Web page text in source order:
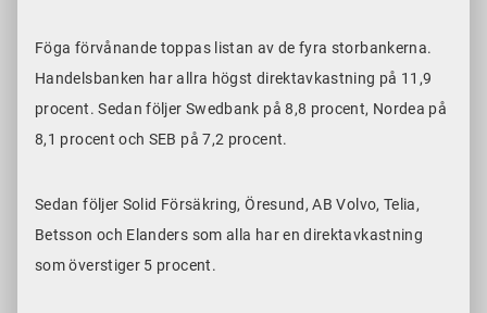
Föga förvånande toppas listan av de fyra storbankerna.
Handelsbanken har allra högst direktavkastning på 11,9
procent. Sedan följer Swedbank på 8,8 procent, Nordea på
8,1 procent och SEB på 7,2 procent.
Sedan följer Solid Försäkring, Öresund, AB Volvo, Telia,
Betsson och Elanders som alla har en direktavkastning
som överstiger 5 procent.